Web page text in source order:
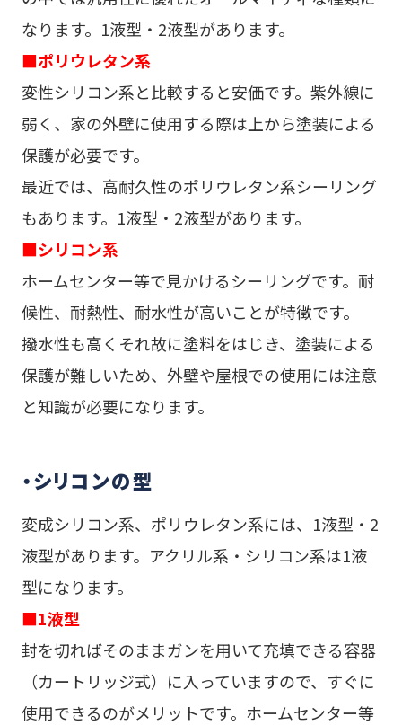
なります。1液型・2液型があります。
■ポリウレタン系
変性シリコン系と比較すると安価です。紫外線に
弱く、家の外壁に使用する際は上から塗装による
保護が必要です。
最近では、高耐久性のポリウレタン系シーリング
もあります。1液型・2液型があります。
■シリコン系
ホームセンター等で見かけるシーリングです。耐
候性、耐熱性、耐水性が高いことが特徴です。
撥水性も高くそれ故に塗料をはじき、塗装による
保護が難しいため、外壁や屋根での使用には注意
と知識が必要になります。
・シリコンの型
変成シリコン系、ポリウレタン系には、1液型・2
液型があります。アクリル系・シリコン系は1液
型になります。
■1液型
封を切ればそのままガンを用いて充填できる容器
（カートリッジ式）に入っていますので、すぐに
使用できるのがメリットです。ホームセンター等